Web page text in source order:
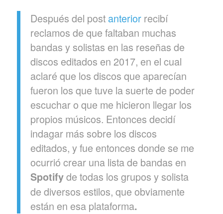
Después del post anteriorrecibí
reclamos de que faltaban muchas
bandas y solistas en las reseñas de
discos editados en 2017, en el cual
aclaré que los discos que aparecían
fueron los que tuve la suerte de poder
escuchar o que me hicieron llegar los
propios músicos. Entonces decidí
indagar más sobre los discos
editados, y fue entonces donde se me
ocurrió crear una lista de bandas en
Spotifyde todas los grupos y solista
de diversos estilos, que obviamente
están en esa plataforma.